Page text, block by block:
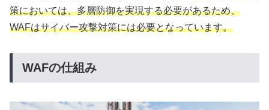
策においては、多層防御を実現する必要があるため、
WAFはサイバー攻撃対策には必要となっています。
WAFの仕組み